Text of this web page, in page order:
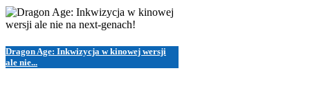
Dragon Age: Inkwizycja w kinowej wersji
ale nie...